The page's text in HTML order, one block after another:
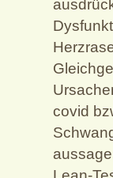
covid